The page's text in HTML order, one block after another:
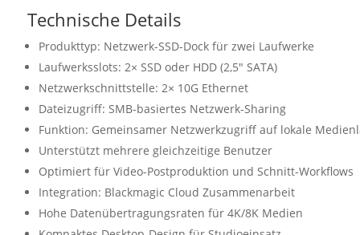
Technische Details
Produkttyp: Netzwerk-SSD-Dock für zwei Laufwerke
Laufwerksslots: 2× SSD oder HDD (2,5" SATA)
Netzwerkschnittstelle: 2× 10G Ethernet
Dateizugriff: SMB-basiertes Netzwerk-Sharing
Funktion: Gemeinsamer Netzwerkzugriff auf lokale
Unterstützt mehrere gleichzeitige Benutzer
Optimiert für Video-Postproduktion und Schnitt-Workflows
Integration: Blackmagic Cloud Zusammenarbeit
Hohe Datenübertragungsraten für 4K/8K Medien